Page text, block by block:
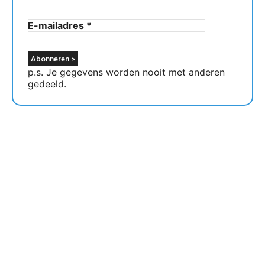
E-mailadres *
p.s. Je gegevens worden nooit met anderen
gedeeld.